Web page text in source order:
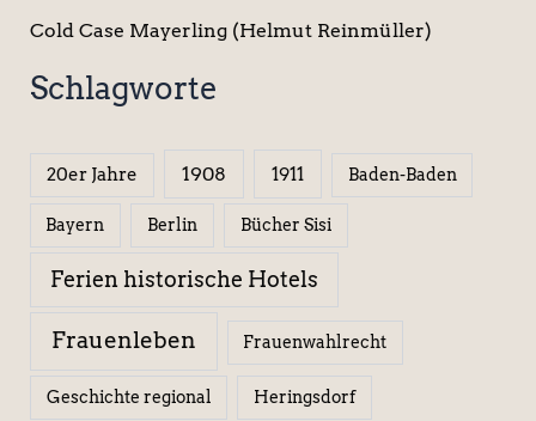
Cold Case Mayerling (Helmut Reinmüller)
Schlagworte
20er Jahre 1908 1911 Baden-Baden
Bayern Berlin Bücher Sisi
Ferien historische Hotels
Frauenleben Frauenwahlrecht
Geschichte regional Heringsdorf